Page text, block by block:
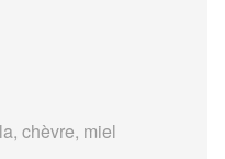
chèvre, miel